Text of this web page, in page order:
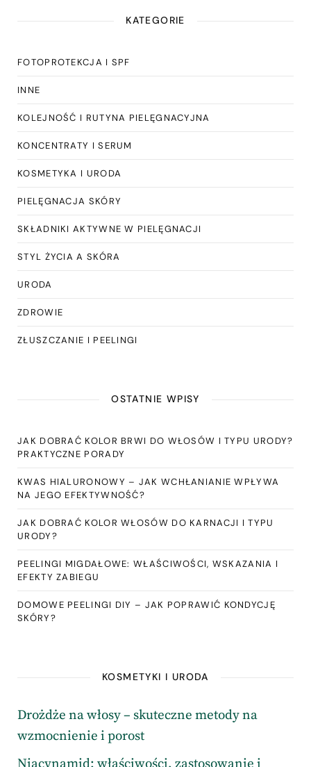
KATEGORIE
FOTOPROTEKCJA I SPF
INNE
KOLEJNOŚĆ I RUTYNA PIELĘGNACYJNA
KONCENTRATY I SERUM
KOSMETYKA I URODA
PIELĘGNACJA SKÓRY
SKŁADNIKI AKTYWNE W PIELĘGNACJI
STYL ŻYCIA A SKÓRA
URODA
ZDROWIE
ZŁUSZCZANIE I PEELINGI
OSTATNIE WPISY
JAK DOBRAĆ KOLOR BRWI DO WŁOSÓW I TYPU URODY?
PRAKTYCZNE PORADY
KWAS HIALURONOWY – JAK WCHŁANIANIE WPŁYWA
NA JEGO EFEKTYWNOŚĆ?
JAK DOBRAĆ KOLOR WŁOSÓW DO KARNACJI I TYPU
URODY?
PEELINGI MIGDAŁOWE: WŁAŚCIWOŚCI, WSKAZANIA I
EFEKTY ZABIEGU
DOMOWE PEELINGI DIY – JAK POPRAWIĆ KONDYCJĘ
SKÓRY?
KOSMETYKI I URODA
Drożdże na włosy – skuteczne metody na
wzmocnienie i porost